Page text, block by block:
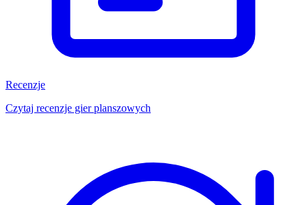
Recenzje
Czytaj recenzje gier planszowych